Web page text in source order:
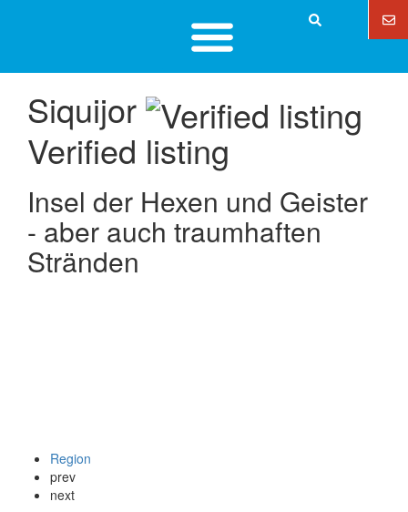
Siquijor
Verified listing
Insel der Hexen und Geister
- aber auch traumhaften
Stränden
Region
prev
next